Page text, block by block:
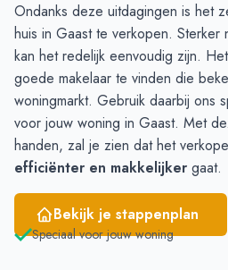
April
-
-
Mei
-
3
Juni
- 4
Ondanks deze uitdagingen is het
huis in Gaast te verkopen. Sterker
kan het redelijk eenvoudig zijn.
goede makelaar te vinden die
woningmarkt. Gebruik daarbij ons
voor jouw woning in Gaast. Met
handen, zal je zien dat het
efficiënter en makkelijker gaat.
Bekijk je stappenplan
Speciaal voor jouw woning